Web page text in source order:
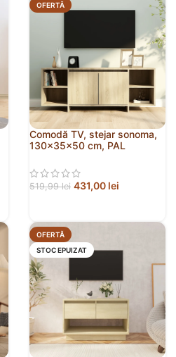
OFERTĂ
Comodă TV, stejar sonoma,
130x35x50 cm, PAL
519,99lei 431,00 lei
OFERTĂ
STOC EPUIZAT